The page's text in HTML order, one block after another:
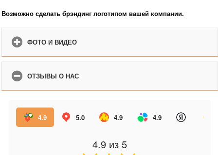
Возможно сделать брэндинг логотипом вашей компании.
ФОТО И ВИДЕО
ОТЗЫВЫ О НАС
4.9 5.0 4.9 4.9
4.9 из 5